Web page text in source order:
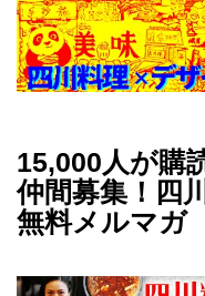
15,000人が購
仲間募集！四
無料メルマガ